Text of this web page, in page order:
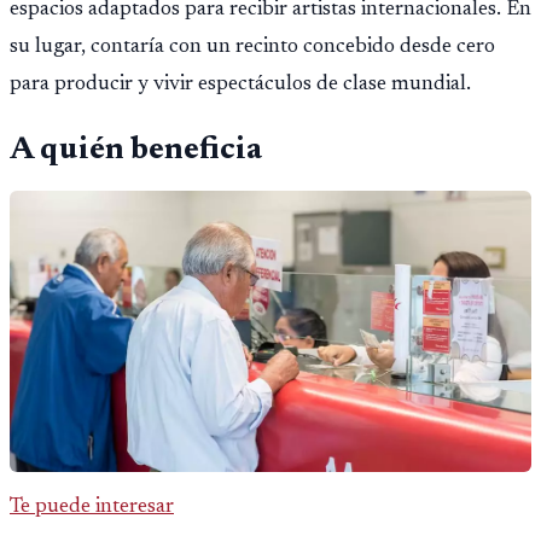
espacios adaptados para recibir artistas internacionales. En
su lugar, contaría con un recinto concebido desde cero
para producir y vivir espectáculos de clase mundial.
A quién beneficia
Te puede interesar